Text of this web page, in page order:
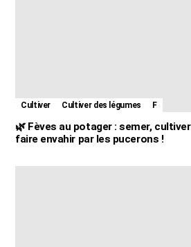
Cultiver Cultiver des légumes F
🌿 Fèves au potager : semer,
faire envahir par les pucerons !